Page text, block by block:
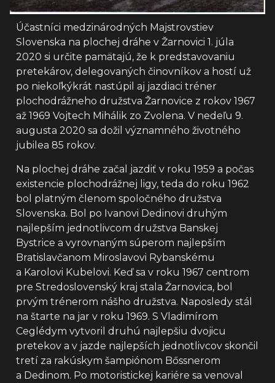
Účastníci medzinárodných Majstrovstiev
Slovenska na plochej dráhe v Žarnovici 1. júla
2020 si určite pamätajú, že k predstavovaniu
pretekárov, delegovaných činovníkov a hostí už
po niekoľkýkrát nastúpil aj jazdiaci tréner
plochodrážneho družstva Žarnovice z rokov 1967
až 1969 Vojtech Mihálik zo Zvolena. V nedeľu 9.
augusta 2020 sa dožil významného životného
jubilea 85 rokov.
Na plochej dráhe začal jazdiť v roku 1959 a počas
existencie plochodrážnej ligy, teda do roku 1962
bol platným členom spoločného družstva
Slovenska. Bol po Ivanovi Dedinovi druhým
najlepším jednotlivcom družstva Banskej
Bystrice a vyrovnaným súperom najlepším
Bratislavčanom Miroslavovi Rybanskému
a Karolovi Kubelovi. Keď sa v roku 1967 centrom
pre Stredoslovenský kraj stala Žarnovica, bol
prvým trénerom nášho družstva. Naposledy stál
na štarte na jar v roku 1969. S Vladimírom
Ceglédym vytvoril druhú najlepšiu dvojicu
pretekov a v jazde najlepších jednotlivcov skončil
tretí za rakúskym šampiónom Bőssnerom
a Dedinom. Po motoristickej kariére sa venoval